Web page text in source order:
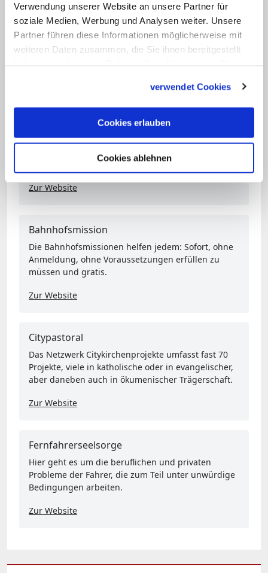
Verwendung unserer Website an unsere Partner für
soziale Medien, Werbung und Analysen weiter. Unsere
Partner führen diese Informationen möglicherweise mit
weiteren Daten zusammen, die Sie ihnen bereitgestellt
verwendet Cookies
Cookies erlauben
Cookies ablehnen
Autobahnkirchen
Autobahnkirchen laden zu Entspannung,
Flughafenseelsorge
Zur Website
Bahnhofsmission
Die Bahnhofsmissionen helfen jedem: Sofort, ohne
Anmeldung, ohne Voraussetzungen erfüllen zu
müssen und gratis.
Zur Website
Citypastoral
Das Netzwerk Citykirchenprojekte umfasst fast 70
Projekte, viele in katholische oder in evangelischer,
aber daneben auch in ökumenischer Trägerschaft.
Zur Website
Fernfahrerseelsorge
Hier geht es um die beruflichen und privaten
Probleme der Fahrer, die zum Teil unter unwürdige
Bedingungen arbeiten.
Zur Website